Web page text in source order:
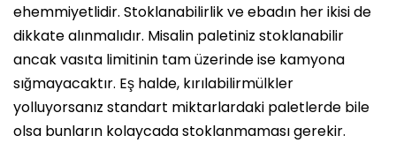
ehemmiyetlidir. Stoklanabilirlik ve ebadın her ikisi de
dikkate alınmalıdır. Misalin paletiniz stoklanabilir
ancak vasıta limitinin tam üzerinde ise kamyona
sığmayacaktır. Eş halde, kırılabilirmülkler
yolluyorsanız standart miktarlardaki paletlerde bile
olsa bunların kolaycada stoklanmaması gerekir.